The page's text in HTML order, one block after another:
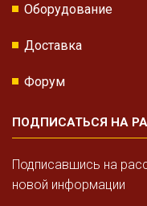
Оборудование
Доставка
Форум
ПОДПИСАТЬСЯ НА
Подписавшись на
новой информации